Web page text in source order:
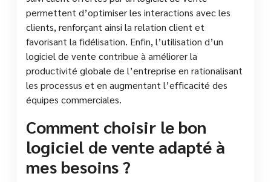
permettent d’optimiser les interactions avec les
clients, renforçant ainsi la relation client et
favorisant la fidélisation. Enfin, l’utilisation d’un
logiciel de vente contribue à améliorer la
productivité globale de l’entreprise en rationalisant
les processus et en augmentant l’efficacité des
équipes commerciales.
Comment choisir le bon
logiciel de vente adapté à
mes besoins ?